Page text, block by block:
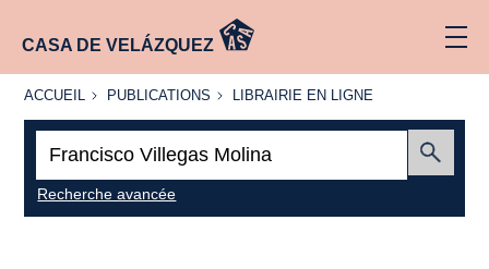
CASA DE VELÁZQUEZ
ACCUEIL
ACCUEIL PUBLICATIONS
PUBLICATIONS
LIBRAIRIE
LIBRAIRIE EN LIGNE
Recherche avancée